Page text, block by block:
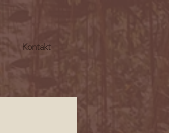
Kontakt